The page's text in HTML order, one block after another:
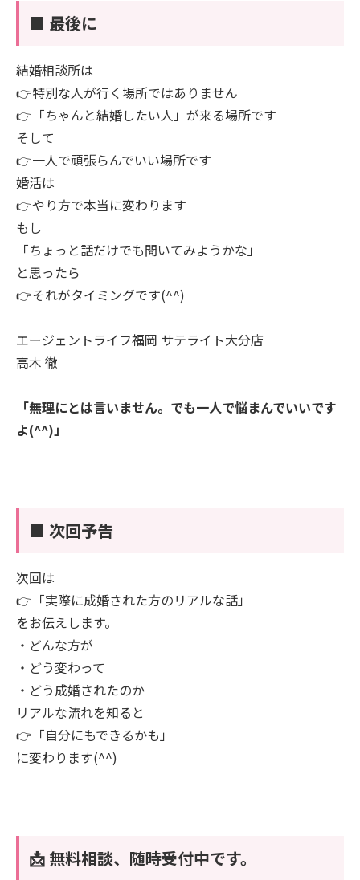
■ 最後に
結婚相談所は
👉特別な人が行く場所ではありません
👉「ちゃんと結婚したい人」が来る場所です
そして
👉一人で頑張らんでいい場所です
婚活は
👉やり方で本当に変わります
もし
「ちょっと話だけでも聞いてみようかな」
と思ったら
👉それがタイミングです(^^)
エージェントライフ福岡 サテライト大分店
高木 徹
「無理にとは言いません。でも一人で悩まんでいいです
よ(^^)」
■ 次回予告
次回は
👉「実際に成婚された方のリアルな話」
をお伝えします。
・どんな方が
・どう変わって
・どう成婚されたのか
リアルな流れを知ると
👉「自分にもできるかも」
に変わります(^^)
📩 無料相談、随時受付中です。